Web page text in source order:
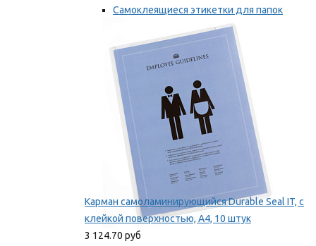
Самоклеящиеся этикетки для папок
Таблички для маркировки
Мы рекомендуем
Карман самоламинирующийся Durable Seal IT, с
клейкой поверхностью, A4, 10 штук
3 124.70 руб